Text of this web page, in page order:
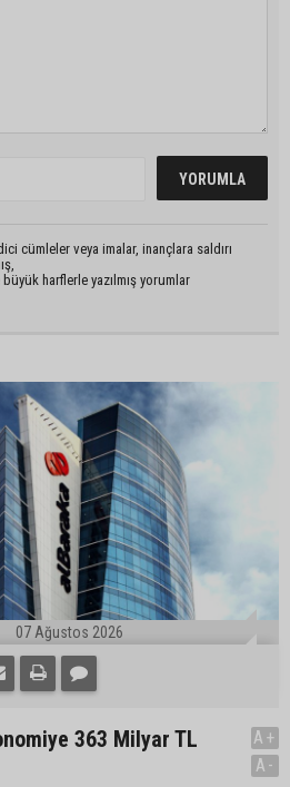
cümleler veya imalar, inançlara saldırı
harflerle yazılmış yorumlar
07 Ağustos 2026
363 Milyar TL
A+
A-